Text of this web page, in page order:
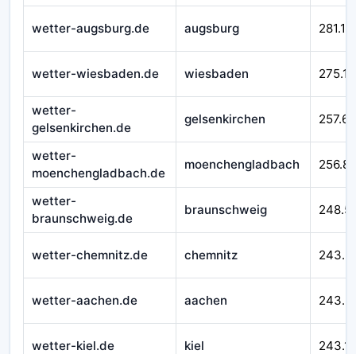
wetter-augsburg.de augsburg 281.111
wetter-wiesbaden.de wiesbaden
wetter-
gelsenkirchen.de
gelsenkirchen
wetter-
moenchengladbach.de
moenchengladbach
wetter-
braunschweig.de
braunschweig
wetter-chemnitz.de chemnitz
wetter-aachen.de aachen
wetter-kiel.de kiel